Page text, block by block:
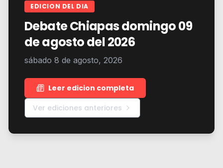
EDICION DEL DIA
Debate Chiapas domingo 09
de agosto del 2026
sábado 8 de agosto, 2026
Leer edicion completa
Ver ediciones anteriores